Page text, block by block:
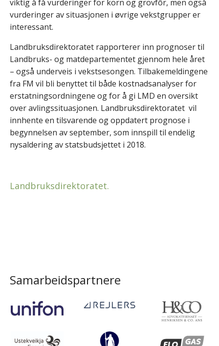
viktig å få vurderinger for korn og grovfôr, men også
vurderinger av situasjonen i øvrige vekstgrupper er
interessant.
Landbruksdirektoratet rapporterer inn prognoser til
Landbruks- og matdepartementet gjennom hele året
– også underveis i vekstsesongen. Tilbakemeldingene
fra FM vil bli benyttet til både kostnadsanalyser for
erstatningsordningene og for å gi LMD en oversikt
over avlingssituasjonen. Landbruksdirektoratet vil
innhente en tilsvarende og oppdatert prognose i
begynnelsen av september, som innspill til endelig
nysaldering av statsbudsjettet i 2018.
Landbruksdirektoratet.
Samarbeidspartnere